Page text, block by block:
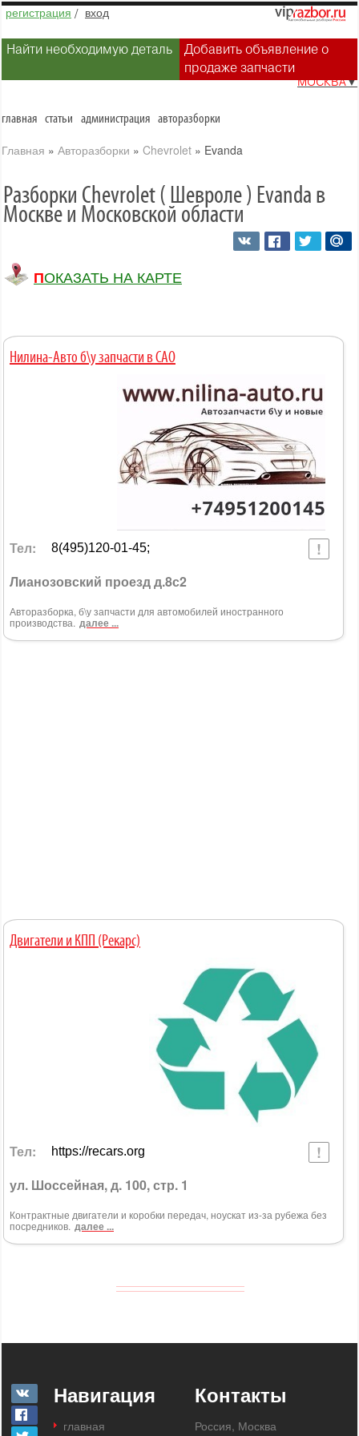
регистрация / вход
Найти необходимую деталь
Добавить объявление о
продаже запчасти
МОСКВА▼
главная статьи администрация авторазборки
Главная » Авторазборки » Chevrolet » Evanda
Разборки Chevrolet ( Шевроле ) Evanda в
Москве и Московской области
ПОКАЗАТЬ НА КАРТЕ
Нилина-Авто б\у запчасти в САО
Тел: 8(495)120-01-45;
Лианозовский проезд д.8с2
Авторазборка, б\у запчасти для автомобилей иностранного
производства. далее ...
Двигатели и КПП (Рекарс)
Тел: https://recars.org
ул. Шоссейная, д. 100, стр. 1
Контрактные двигатели и коробки передач, ноускат из-за рубежа без
посредников. далее ...
Навигация
главная
Контакты
Россия, Москва